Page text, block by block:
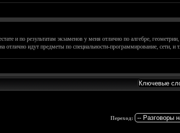
и по результатам экзаменов у меня отлично по алгебре,
отлично идут предметы по специальности-программирование, сети, и
Переход: